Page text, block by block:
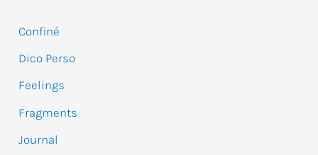
r
c
h
e
r
Confiné
Dico Perso
Feelings
Fragments
Journal